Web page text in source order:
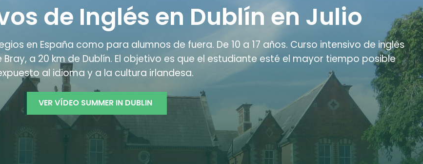
de Inglés en Dublín en Julio
en España como para alumnos de fuera. De 10 a 17 años. Curso intensivo de inglés
a 20 km de Dublín. El objetivo es que el estudiante esté el mayor tiempo posible
al idioma y a la cultura irlandesa.
VER VÍDEO SUMMER IN DUBLIN